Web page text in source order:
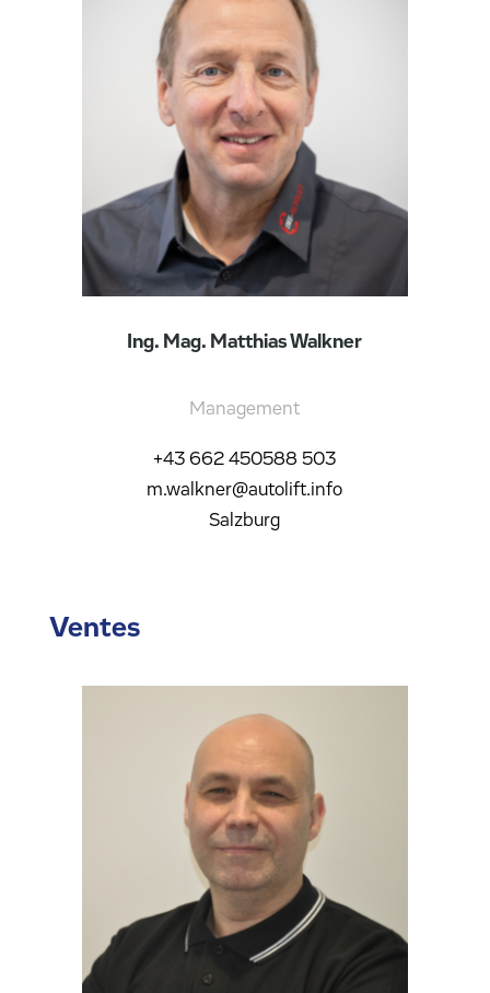
Ing. Mag. Matthias Walkner
Management
+43 662 450588 503
m.walkner@autolift.info
Salzburg
Ventes